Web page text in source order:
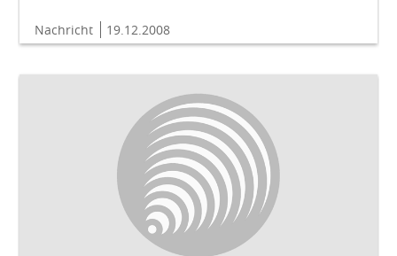
Nachricht 19.12.2008